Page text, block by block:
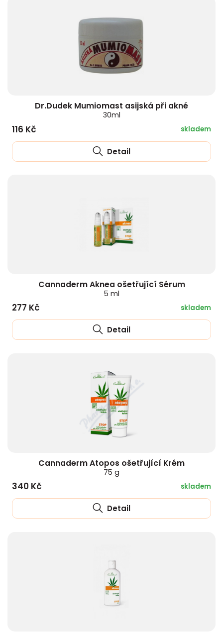
Dr.Dudek Mumiomast asijská při akné
30ml
116 Kč skladem
Detail
Cannaderm Aknea ošetřující Sérum
5 ml
277 Kč skladem
Detail
Cannaderm Atopos ošetřující Krém
75 g
340 Kč skladem
Detail